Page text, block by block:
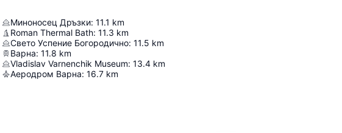
Миноносец Дръзки: 11.1 km
Roman Thermal Bath: 11.3 km
Свето Успение Богородично: 11.5 km
Варна: 11.8 km
Vladislav Varnenchik Museum: 13.4 km
Аеродром Варна: 16.7 km